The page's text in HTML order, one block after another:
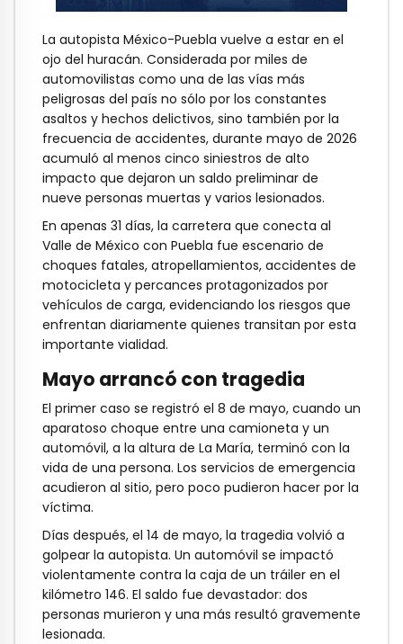
La autopista México-Puebla vuelve a estar en el
ojo del huracán. Considerada por miles de
automovilistas como una de las vías más
peligrosas del país no sólo por los constantes
asaltos y hechos delictivos, sino también por la
frecuencia de accidentes, durante mayo de 2026
acumuló al menos cinco siniestros de alto
impacto que dejaron un saldo preliminar de
nueve personas muertas y varios lesionados.
En apenas 31 días, la carretera que conecta al
Valle de México con Puebla fue escenario de
choques fatales, atropellamientos, accidentes de
motocicleta y percances protagonizados por
vehículos de carga, evidenciando los riesgos que
enfrentan diariamente quienes transitan por esta
importante vialidad.
Mayo arrancó con tragedia
El primer caso se registró el 8 de mayo, cuando un
aparatoso choque entre una camioneta y un
automóvil, a la altura de La María, terminó con la
vida de una persona. Los servicios de emergencia
acudieron al sitio, pero poco pudieron hacer por la
víctima.
Días después, el 14 de mayo, la tragedia volvió a
golpear la autopista. Un automóvil se impactó
violentamente contra la caja de un tráiler en el
kilómetro 146. El saldo fue devastador: dos
personas murieron y una más resultó gravemente
lesionada.